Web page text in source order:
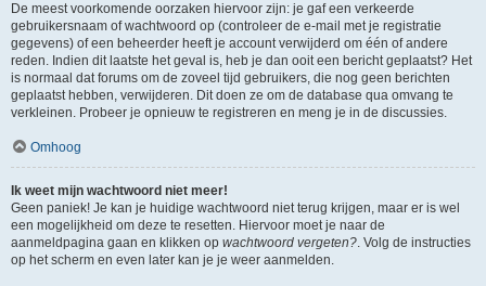
De meest voorkomende oorzaken hiervoor zijn: je gaf een verkeerde
gebruikersnaam of wachtwoord op (controleer de e-mail met je registratie
gegevens) of een beheerder heeft je account verwijderd om één of andere
reden. Indien dit laatste het geval is, heb je dan ooit een bericht geplaatst? Het
is normaal dat forums om de zoveel tijd gebruikers, die nog geen berichten
geplaatst hebben, verwijderen. Dit doen ze om de database qua omvang te
verkleinen. Probeer je opnieuw te registreren en meng je in de discussies.
Omhoog
Ik weet mijn wachtwoord niet meer!
Geen paniek! Je kan je huidige wachtwoord niet terug krijgen, maar er is wel
een mogelijkheid om deze te resetten. Hiervoor moet je naar de
aanmeldpagina gaan en klikken op wachtwoord vergeten?. Volg de instructies
op het scherm en even later kan je je weer aanmelden.